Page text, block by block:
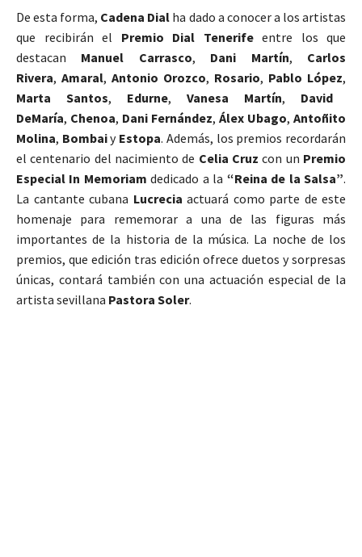
De esta forma, Cadena Dial ha dado a conocer a los artistas
que recibirán el Premio Dial Tenerifeentre los que
destacan Manuel Carrasco, Dani Martín, Carlos
Rivera, Amaral, Antonio Orozco, Rosario, Pablo López,
Marta Santos, Edurne, Vanesa Martín, David
DeMaría, Chenoa, Dani Fernández, Álex Ubago, Antoñito
Molina, BombaiyEstopa. Además, los premios recordarán
el centenario del nacimiento de Celia Cruz con un Premio
Especial In Memoriamdedicado a la “Reina de la Salsa”.
La cantante cubana Lucrecia actuará como parte de este
homenaje para rememorar a una de las figuras más
importantes de la historia de la música. La noche de los
premios, que edición tras edición ofrece duetos y sorpresas
únicas, contará también con una actuación especial de la
artista sevillana Pastora Soler.